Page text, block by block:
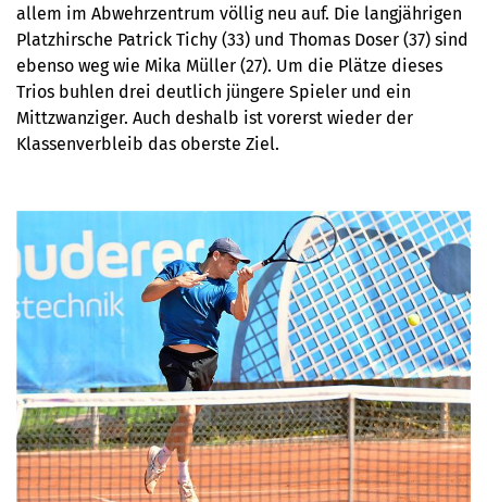
allem im Abwehrzentrum völlig neu auf. Die langjährigen
Platzhirsche Patrick Tichy (33) und Thomas Doser (37) sind
ebenso weg wie Mika Müller (27). Um die Plätze dieses
Trios buhlen drei deutlich jüngere Spieler und ein
Mittzwanziger. Auch deshalb ist vorerst wieder der
Klassenverbleib das oberste Ziel.